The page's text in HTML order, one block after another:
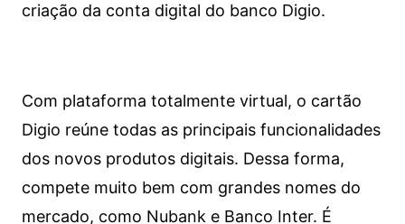
criação da conta digital do banco Digio.
Com plataforma totalmente virtual, o cartão
Digio reúne todas as principais funcionalidades
dos novos produtos digitais. Dessa forma,
compete muito bem com grandes nomes do
mercado, como Nubank e Banco Inter. É